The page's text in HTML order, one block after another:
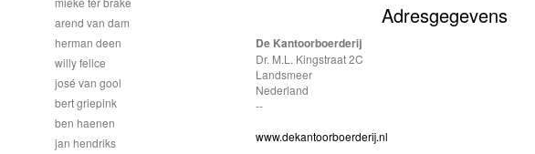
Adresgegevens
De Kantoorboerderij
Dr. M.L. Kingstraat 2C
Landsmeer
Nederland
--
www.dekantoorboerderij.nl
arend van dam
herman deen
willy felice
josé van gool
bert griepink
ben haenen
jan hendriks